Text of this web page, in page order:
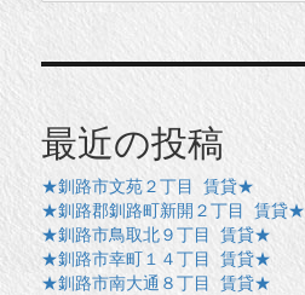
最近の投稿
★釧路市文苑２丁目 賃貸★
★釧路郡釧路町新開２丁目 賃貸★
★釧路市鳥取北９丁目 賃貸★
★釧路市幸町１４丁目 賃貸★
★釧路市南大通８丁目 賃貸★